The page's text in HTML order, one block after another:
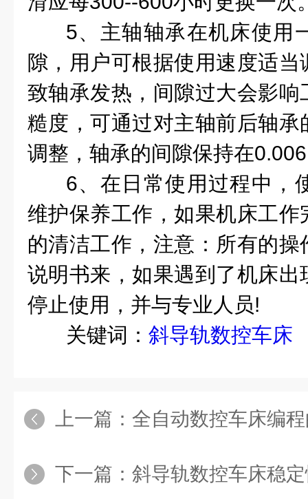
5、主轴轴承在机床使用
隙，用户可根据使用速度适
致轴承发热，间隙过大会影
糙度，可通过对主轴前后轴
调整，轴承的间隙保持在
6、在日常使用过程中，
维护保养工作，如果机床工
的清洁工作，注意：所有的
说明书来，如果遇到了机床
停止使用，并与专业人员!
关键词： 斜导轨数控车床
上一篇： 全自动数控车床编
下一篇： 斜导轨数控车床稳